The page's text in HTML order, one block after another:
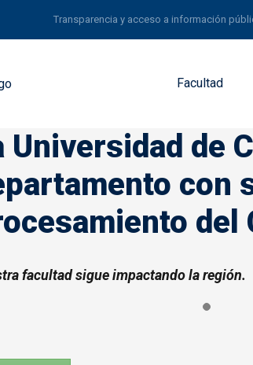
Transparencia y acceso a información
Facultad
Universidad de
con
del
facultad sigue impactando la región.